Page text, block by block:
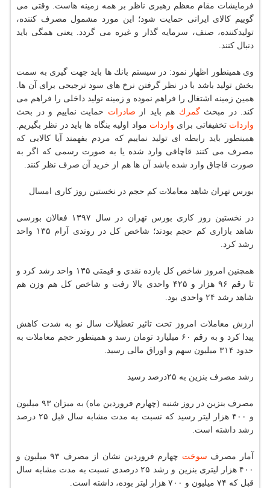
فرمایشات مقام معظم رهبری ناظر بر همه زمینه هاست. وقتی می
گوییم كالای ایرانی حمایت شود؛ این مورد مشمول مصرف كننده،
تولیدكننده، صنف، سرمایه گذار و غیره می گردد. یعنی همگی باید
دنبال كنند.
وی همینطور اظهار نمود: در سیستم بانك ها باید جهت گیری به سمت
بخش تولید باشد با در نظر گرفتن نرخ های سود ترجیحی برای آن ها.
همین زمینه اشتغال را فراهم نموده و زمینه تولید داخلی را فراهم می
كند. در مبحثگمرك هم باید از صادرات حمایت نماییم و در بحث
واردات تخفیفاتی برای واردات مواد اولیه بنگاه ها باید در نظر بگیریم.
همینطور باید رابطه ای تولید نماییم كه مردم بفهمند آیا كالایی كه
مصرف می كنند قاچاقی وارد شده یا به صورت رسمی كه اگر به
صورت قاچاق وارد شده باشد آن ها هم از خرید آن صرف نظر كنند.
بورس تهران شاهد معاملات كم حجم در نخستین روز كاری امسال
در نخستین روز كاری بورس تهران در سال ۱۳۹۷ فعالان بورسی
شاهد بازاری كم حجم بودند؛ شاخص كل در روندی آرام ۱۳۵ واحد
رشد كرد.
همچنین امروز شاخص كل بازده نقدی و قیمتی ۱۳۵ واحد رشد كرد و
تا رقم ۹۶ هزار و ۴۲۵ واحدی بالا رفت و شاخص كل هم وزن هم
شاهد رشد ۲۴ واحدی بود.
ارزش معاملات امروز تحت تاثیر تعطیلات سال نو به شدت كاهش
پیدا كرد و به رقم ۶۰ میلیارد تومان رسد و همینطور حجم معاملات به
حدود ۳۱۴ میلیون سهم و اوراق مالی رسید.
رشد مصرف بنزین به ۲۵درصد رسید
مصرف بنزین در روز شنبه (چهارم فروردین ماه) به میزان ۹۳ میلیون
و ۴۰۰ هزار لیتر رسید كه نسبت به مدت مشابه سال قبل ۲۵ درصد
رشد داشته است.
آمار مصرف سوخت
چهارم فروردین نشان از مصرف ۹۳ میلیون و
۴۰۰ هزار لیتری بنزین و رشد ۲۵ درصدی نسبت به مدت مشابه سال
قبل كه ۷۴ میلیون و ۷۰۰ هزار لیتر بوده، داشته است.